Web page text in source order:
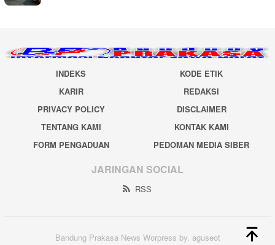
INDEKS
KODE ETIK
KARIR
REDAKSI
PRIVACY POLICY
DISCLAIMER
TENTANG KAMI
KONTAK KAMI
FORM PENGADUAN
PEDOMAN MEDIA SIBER
JARINGAN SOCIAL
RSS
Bandung Prakasa News Worpress by. aguseot